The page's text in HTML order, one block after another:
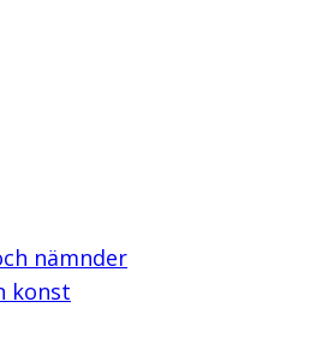
nämnder
konst